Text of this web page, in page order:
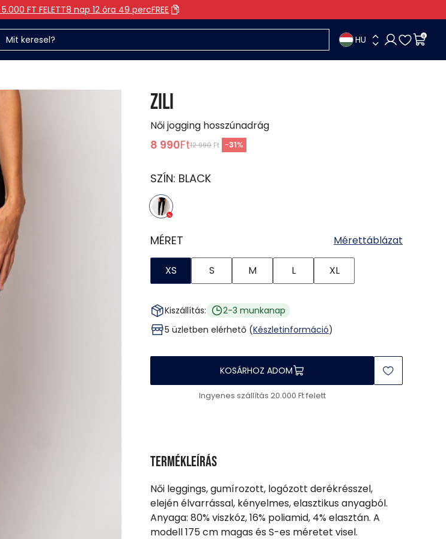
FT FELETT8 nap 12 óra 49 percFREE
HU 0
ZILI
Női jogging hosszúnadrág
8 990Ft12 990 Ft -31%
SZÍN: BLACK
MÉRET Mérettáblázat
XS S M L XL
Kiszállítás:
2-3 munkanap
5 üzletben elérhető (Készletinformáció)
KOSÁRHOZ ADOM
Ingyenes szállítás 20.000 Ft felett
Termékleírás
Női leggings, gumírozott, logózott derékrésszel,
elején élvarrással, kényelmes, elasztikus anyagból.
Anyaga: 80% viszkóz, 16% poliamid, 4% elasztán. A
modell 175 cm magas és S-es méretet visel.